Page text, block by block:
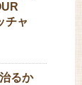
チャ
るか